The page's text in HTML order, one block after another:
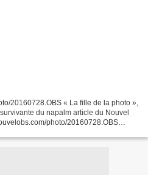
20160728.OBS « La fille de la photo »,
du napalm article du Nouvel
photo/20160728.OBS